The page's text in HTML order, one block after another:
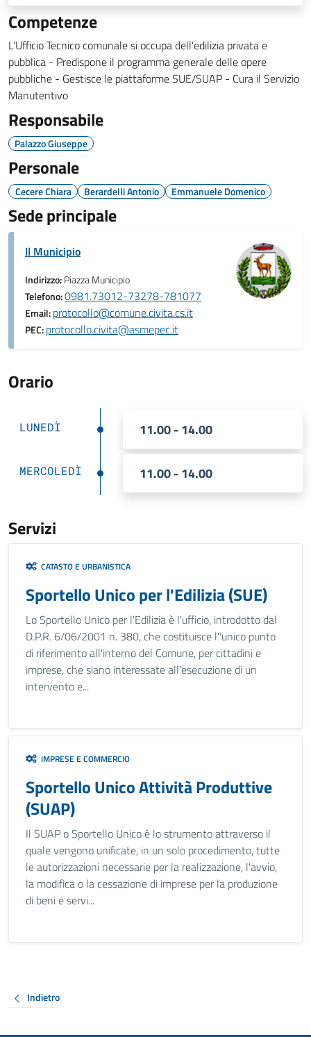
Competenze
L'Ufficio Tecnico comunale si occupa dell'edilizia privata e
pubblica - Predispone il programma generale delle opere
pubbliche - Gestisce le piattaforme SUE/SUAP - Cura il Servizio
Manutentivo
Responsabile
Palazzo Giuseppe
Personale
Cecere Chiara Berardelli Antonio Emmanuele Domenico
Sede principale
Il Municipio
Indirizzo:Piazza Municipio
Telefono:0981.73012-73278-781077
Email:protocollo@comune.civita.cs.it
PEC:protocollo.civita@asmepec.it
Orario
LUNEDÌ 11.00 - 14.00
MERCOLEDÌ 11.00 - 14.00
Servizi
CATASTO E URBANISTICA
Sportello Unico per l'Edilizia (SUE)
Lo Sportello Unico per l'Edilizia è l'ufficio, introdotto dal
D.P.R. 6/06/2001 n. 380, che costituisce l'’unico punto
di riferimento all'interno del Comune, per cittadini e
imprese, che siano interessate all'esecuzione di un
intervento e...
IMPRESE E COMMERCIO
Sportello Unico Attività Produttive
(SUAP)
Il SUAP o Sportello Unico è lo strumento attraverso il
quale vengono unificate, in un solo procedimento, tutte
le autorizzazioni necessarie per la realizzazione, l'avvio,
la modifica o la cessazione di imprese per la produzione
di beni e servi...
Indietro